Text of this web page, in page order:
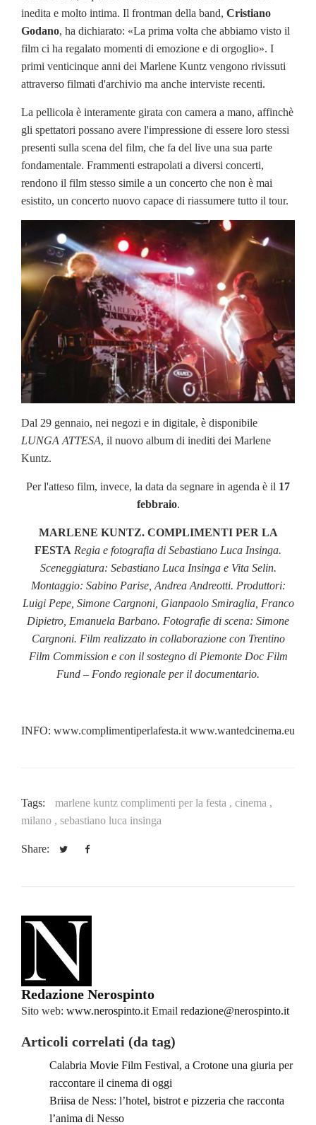
inedita e molto intima. Il frontman della band, Cristiano
Godano, ha dichiarato: «La prima volta che abbiamo visto il
film ci ha regalato momenti di emozione e di orgoglio». I
primi venticinque anni dei Marlene Kuntz vengono rivissuti
attraverso filmati d'archivio ma anche interviste recenti.
La pellicola è interamente girata con camera a mano, affinchè
gli spettatori possano avere l'impressione di essere loro stessi
presenti sulla scena del film, che fa del live una sua parte
fondamentale. Frammenti estrapolati a diversi concerti,
rendono il film stesso simile a un concerto che non è mai
esistito, un concerto nuovo capace di riassumere tutto il tour.
Dal 29 gennaio, nei negozi e in digitale, è disponibile
LUNGA ATTESA, il nuovo album di inediti dei Marlene
Kuntz.
Per l'atteso film, invece, la data da segnare in agenda è il 17
febbraio.
MARLENE KUNTZ. COMPLIMENTI PER LA
FESTA Regia e fotografia di Sebastiano Luca Insinga.
Sceneggiatura: Sebastiano Luca Insinga e Vita Selin.
Montaggio: Sabino Parise, Andrea Andreotti. Produttori:
Luigi Pepe, Simone Cargnoni, Gianpaolo Smiraglia, Franco
Dipietro, Emanuela Barbano. Fotografie di scena: Simone
Cargnoni. Film realizzato in collaborazione con Trentino
Film Commission e con il sostegno di Piemonte Doc Film
Fund – Fondo regionale per il documentario.
INFO: www.complimentiperlafesta.it www.wantedcinema.eu
Tags: marlene kuntz complimenti per la festa , cinema ,
milano , sebastiano luca insinga
Share:
Redazione Nerospinto
Sito web: www.nerospinto.it Email redazione@nerospinto.it
Articoli correlati (da tag)
Calabria Movie Film Festival, a Crotone una giuria per
raccontare il cinema di oggi
Briisa de Ness: l’hotel, bistrot e pizzeria che racconta
l’anima di Nesso